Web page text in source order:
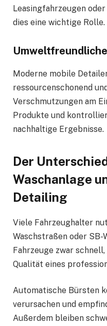
Leasingfahrzeugen
dies eine wichtige Rolle.
Moderne mobile
ressourcenschonend
Verschmutzungen am
Produkte und
nachhaltige Ergebnisse.
Der
Waschanlage
Detailing
Viele Fahrzeughalter
Waschstraßen oder SB-
Fahrzeuge zwar
Qualität eines
Automatische Bürsten
verursachen und
Außerdem bleiben